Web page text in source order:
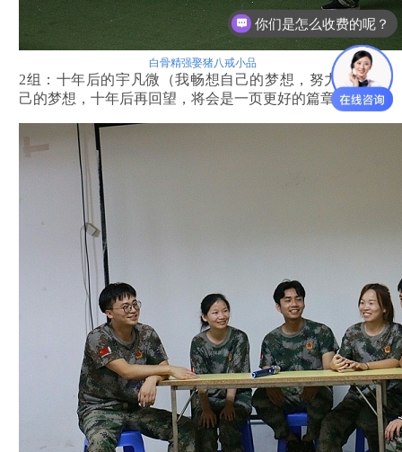
白骨精强娶猪八戒小品
2组：十年后的宇凡微（我畅想自己的梦想，努力实现自
己的梦想，十年后再回望，将会是一页更好的篇章）
现在有优惠活动么？